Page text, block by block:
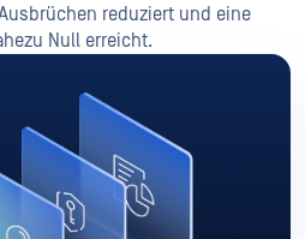
reduziert und eine
Null erreicht.